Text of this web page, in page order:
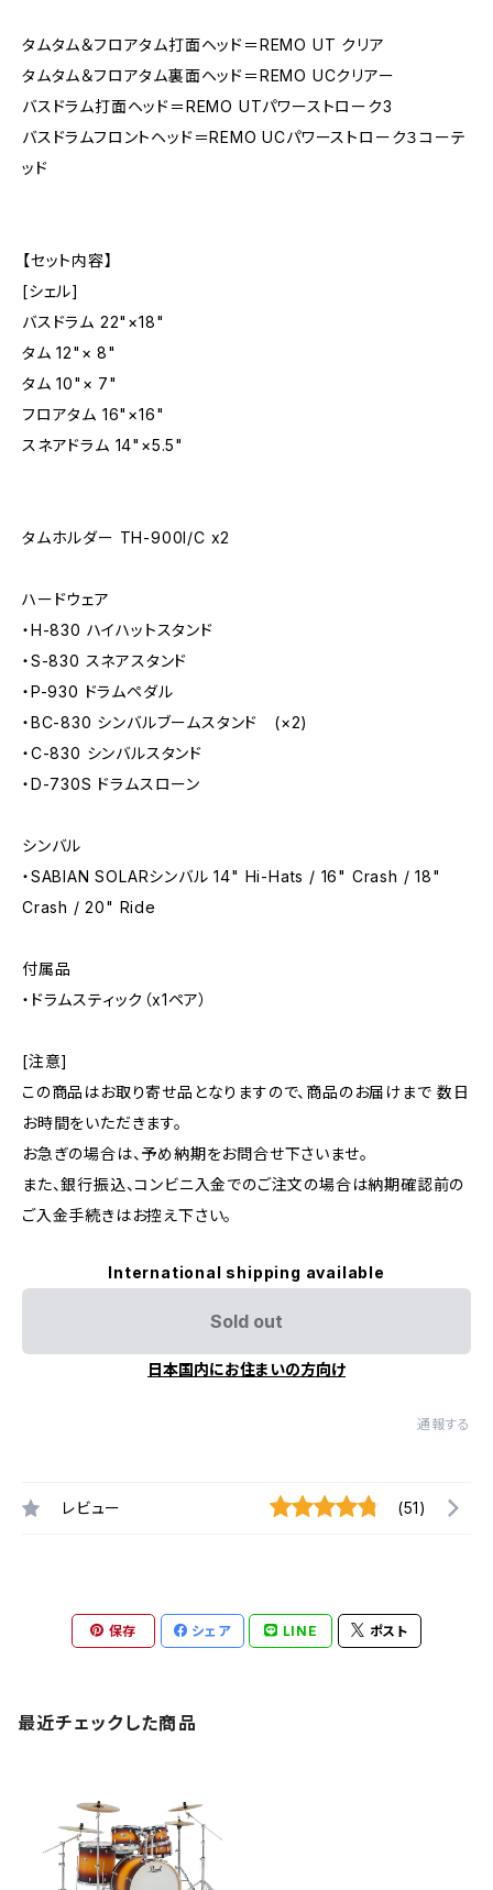
タムタム＆フロアタム打面ヘッド＝REMO UT クリア
タムタム＆フロアタム裏面ヘッド＝REMO UCクリアー
バスドラム打面ヘッド＝REMO UTパワーストローク3
バスドラムフロントヘッド＝REMO UCパワーストローク３コーテ
ッド
【セット内容】
[シェル]
バスドラム 22"×18"
タム 12"× 8"
タム 10"× 7"
フロアタム 16"×16"
スネアドラム 14"×5.5"
タムホルダー TH-900I/C x2
ハードウェア
・H-830 ハイハットスタンド
・S-830 スネアスタンド
・P-930 ドラムペダル
・BC-830 シンバルブームスタンド (×2)
・C-830 シンバルスタンド
・D-730S ドラムスローン
シンバル
・SABIAN SOLARシンバル 14" Hi-Hats / 16" Crash / 18"
Crash / 20" Ride
付属品
・ドラムスティック（x1ペア）
[注意]
この商品はお取り寄せ品となりますので、商品のお届けまで 数日
お時間をいただきます。
お急ぎの場合は、予め納期をお問合せ下さいませ。
また、銀行振込、コンビニ入金でのご注文の場合は納期確認前の
ご入金手続きはお控え下さい。
International shipping available
Sold out
日本国内にお住まいの方向け
通報する
レビュー (51)
保存 シェア LINE ポスト
最近チェックした商品